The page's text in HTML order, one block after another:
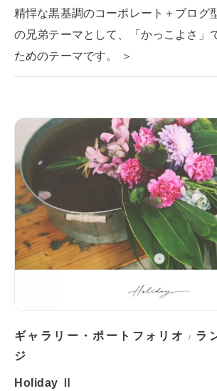
精悍な黒基調のコーポレート＋ブログ
の兄弟テーマとして、「かっこよさ」
ためのテーマです。 ＞
ギャラリー・ポートフォリオ / ラ
ジ
Holiday Ⅱ